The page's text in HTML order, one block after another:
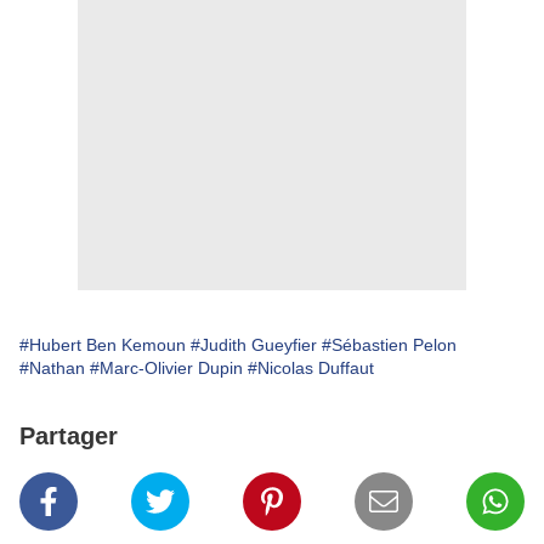
#Hubert Ben Kemoun #Judith Gueyfier #Sébastien Pelon
#Nathan #Marc-Olivier Dupin #Nicolas Duffaut
Partager